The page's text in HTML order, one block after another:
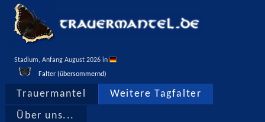
Stadium, Anfang August 2026 in
Falter (übersommernd)
Trauermantel Weitere Tagfalter
Über uns...